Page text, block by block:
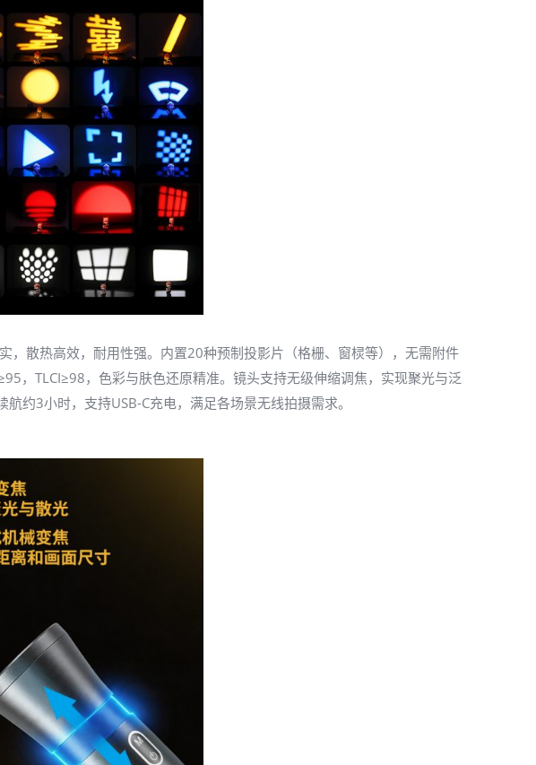
，散热高效，耐用性强。内置20种预制投影片（格栅、窗棂等），无需附件
，TLCI≥98，色彩与肤色还原精准。镜头支持无级伸缩调焦，实现聚光与泛
约3小时，支持USB-C充电，满足各场景无线拍摄需求。